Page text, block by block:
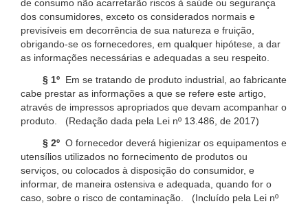
de consumo não acarretarão riscos à saúde ou segurança
dos consumidores, exceto os considerados normais e
previsíveis em decorrência de sua natureza e fruição,
obrigando-se os fornecedores, em qualquer hipótese, a dar
as informações necessárias e adequadas a seu respeito.
§ 1º Em se tratando de produto industrial, ao fabricante
cabe prestar as informações a que se refere este artigo,
através de impressos apropriados que devam acompanhar o
produto. (Redação dada pela Lei nº 13.486, de 2017)
§ 2º O fornecedor deverá higienizar os equipamentos e
utensílios utilizados no fornecimento de produtos ou
serviços, ou colocados à disposição do consumidor, e
informar, de maneira ostensiva e adequada, quando for o
caso, sobre o risco de contaminação. (Incluído pela Lei nº